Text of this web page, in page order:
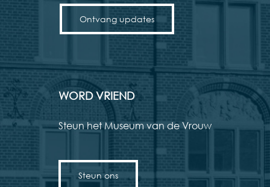
Ontvang updates
WORD VRIEND
Steun het Museum van de Vrouw
Steun ons